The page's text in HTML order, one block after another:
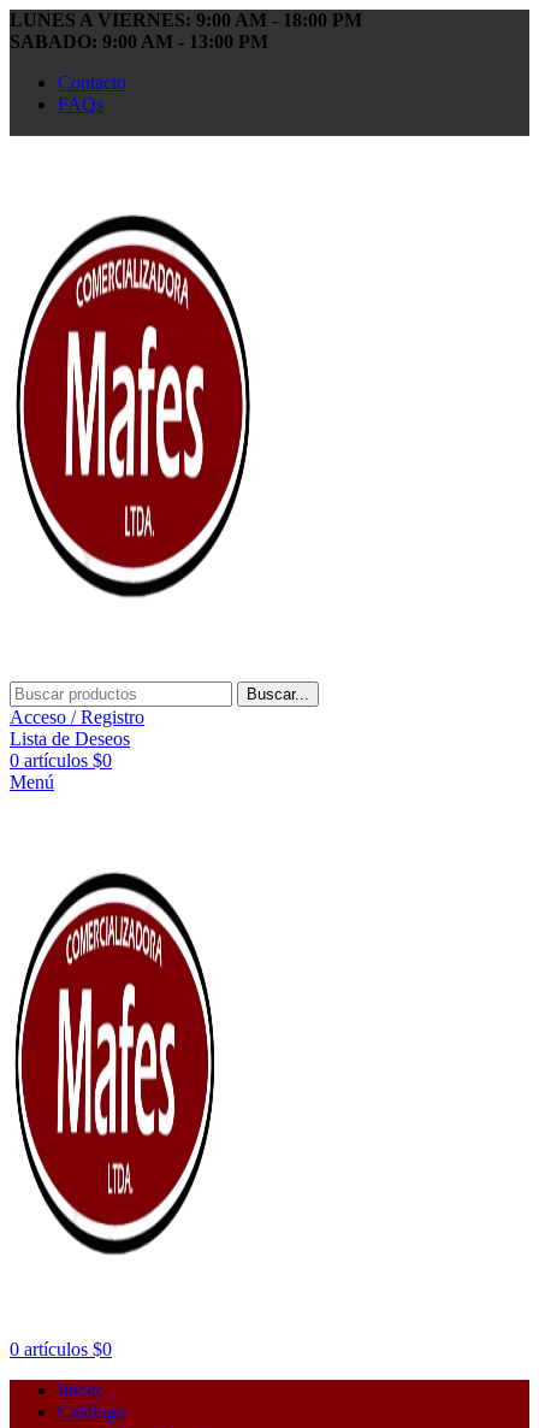
LUNES A VIERNES: 9:00 AM - 18:00 PM
SABADO: 9:00 AM - 13:00 PM
Contacto
FAQs
Buscar...
Acceso / Registro
Lista de Deseos
0 artículos $0
Menú
0 artículos $0
Inicio
Catálogo